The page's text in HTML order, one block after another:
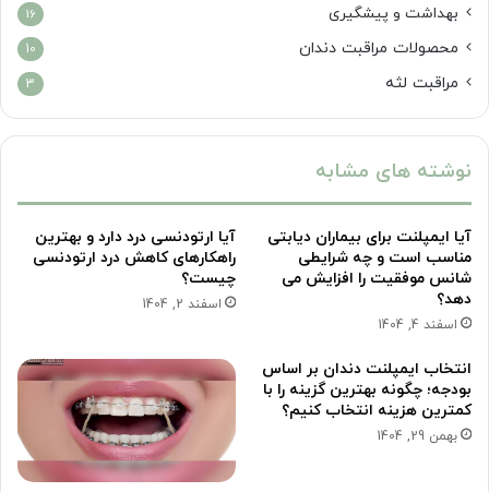
بهداشت و پیشگیری 16
محصولات مراقبت دندان 10
مراقبت لثه 3
نوشته های مشابه
آیا ایمپلنت برای بیماران دیابتی
مناسب است و چه شرایطی
شانس موفقیت را افزایش می
دهد؟
اسفند 4, 1404
آیا ارتودنسی درد دارد و بهترین
راهکارهای کاهش درد ارتودنسی
چیست؟
اسفند 2, 1404
انتخاب ایمپلنت دندان بر اساس
بودجه؛ چگونه بهترین گزینه را با
کمترین هزینه انتخاب کنیم؟
بهمن 29, 1404